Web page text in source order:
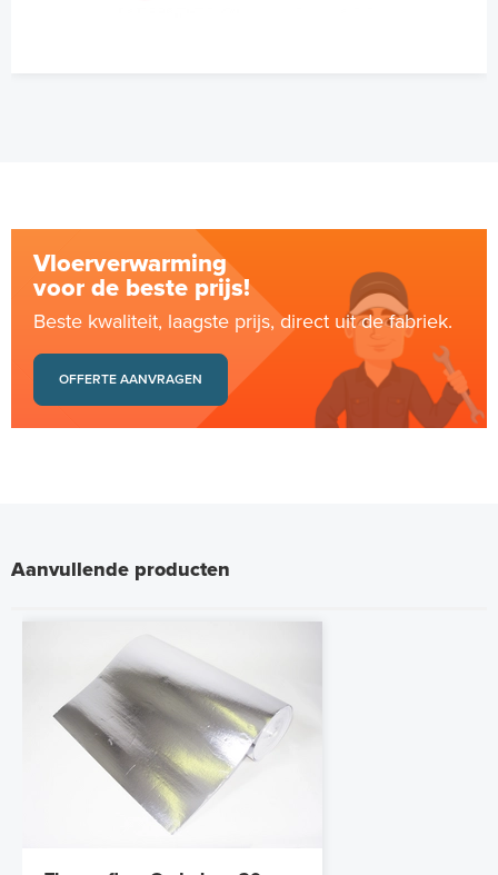
Vloerverwarming
voor de beste prijs!
Beste kwaliteit, laagste prijs, direct uit de fabriek.
OFFERTE AANVRAGEN
Aanvullende producten